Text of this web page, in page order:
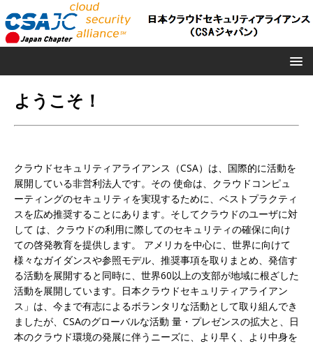
ようこそ！
クラウドセキュリティアライアンス（CSA）は、国際的に活動を
展開している非営利法人です。その 使命は、クラウドコンピュ
ーティングのセキュリティを実現するために、ベストプラクティ
スを広め推奨することにあります。そしてクラウドのユーザに対
して は、クラウドの利用に際してのセキュリティの確保に向け
ての啓発教育を提供します。 アメリカを中心に、世界に向けて
様々なガイダンスや参照モデル、推奨事項を取りまとめ、発信す
る活動を展開すると同時に、世界60以上の支部が地域に根ざした
活動を展開しています。日本クラウドセキュリティアライアン
ス」は、今まで有志によるボランタリな活動として取り組んでき
ましたが、CSAのグローバルな活動 量・プレゼンスの拡大と、日
本のクラウド環境の発展に伴うニーズに、より早く、より中身を